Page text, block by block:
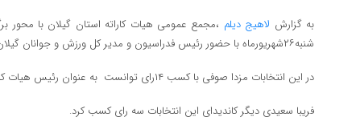
به گزارش لاهیج دیلم ،مجمع عمومی هیات کاراته استان گیلان با محور
شنبه٢۶شهریورماه با حضور رئیس فدراسیون و مدیر کل ورزش و جوانان گیلان برگزار شد.
در این انتخابات مزدا صوفی با کسب ١۴رای توانست به عنوان رئیس هیات کاراته گیلان انتخاب شود.
فریبا سعیدی دیگر کاندیدای این انتخابات سه رای کسب کرد.